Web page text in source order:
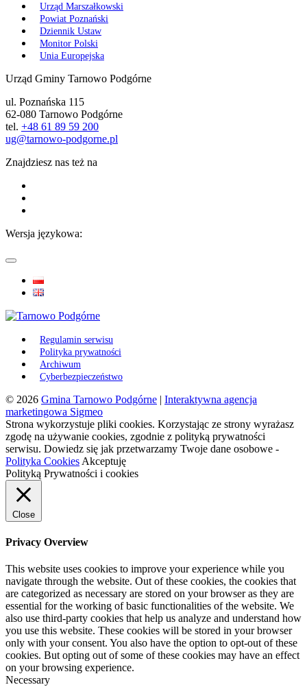
Urząd Marszałkowski
Powiat Poznański
Dziennik Ustaw
Monitor Polski
Unia Europejska
Urząd Gminy Tarnowo Podgórne
ul. Poznańska 115
62-080 Tarnowo Podgórne
tel. +48 61 89 59 200
ug@tarnowo-podgorne.pl
Znajdziesz nas też na
Wersja językowa:
Regulamin serwisu
Polityka prywatności
Archiwum
Cyberbezpieczeństwo
© 2026 Gmina Tarnowo Podgórne | Interaktywna agencja
marketingowa Sigmeo
Strona wykorzystuje pliki cookies. Korzystając ze strony wyrażasz
zgodę na używanie cookies, zgodnie z polityką prywatności
serwisu. Dowiedz się jak przetwarzamy Twoje dane osobowe -
Polityka Cookies Akceptuję
Polityką Prywatności i cookies
Close
Privacy Overview
This website uses cookies to improve your experience while you
navigate through the website. Out of these cookies, the cookies that
are categorized as necessary are stored on your browser as they are
essential for the working of basic functionalities of the website. We
also use third-party cookies that help us analyze and understand how
you use this website. These cookies will be stored in your browser
only with your consent. You also have the option to opt-out of these
cookies. But opting out of some of these cookies may have an effect
on your browsing experience.
Necessary